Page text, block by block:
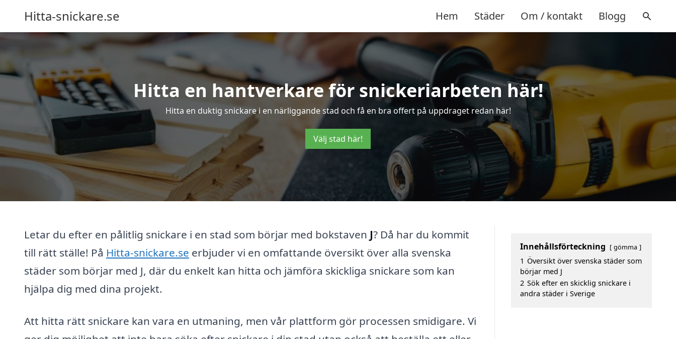
Hitta-snickare.se Hem Städer Om / kontakt Blogg
Hitta en hantverkare för snickeriarbeten här!
Hitta en duktig snickare i en närliggande stad och få en bra offert på uppdraget redan här!
Välj stad här!
Letar du efter en pålitlig snickare i en stad som börjar med bokstaven J? Då har du kommit
till rätt ställe! På Hitta-snickare.se erbjuder vi en omfattande översikt över alla svenska
städer som börjar med J, där du enkelt kan hitta och jämföra skickliga snickare som kan
hjälpa dig med dina projekt.
Att hitta rätt snickare kan vara en utmaning, men vår plattform gör processen smidigare. Vi
Innehållsförteckning gömma
1 Översikt över svenska städer som
börjar med J
2 Sök efter en skicklig snickare i
andra städer i Sverige